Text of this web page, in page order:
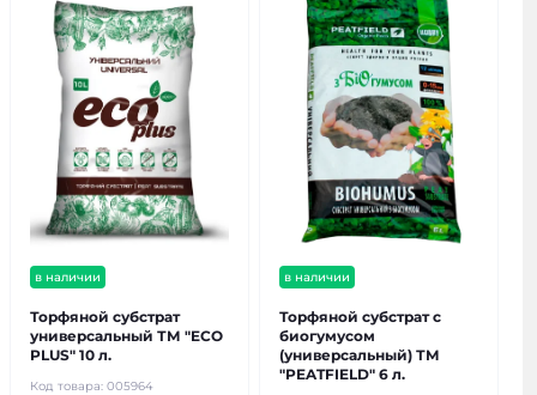
в наличии
Торфяной субстрат
универсальный ТМ "ECO
PLUS" 10 л.
Код товара: 005964
в наличии
Торфяной субстрат с
биогумусом
(универсальный) ТМ
"PEATFIELD" 6 л.